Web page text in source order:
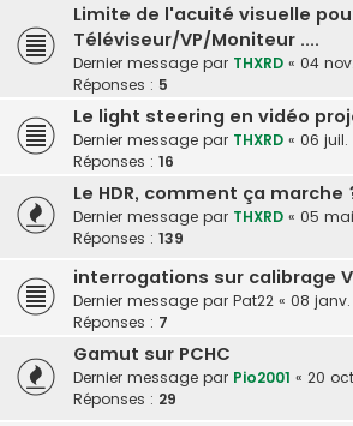
Limite de l'acuité visuelle
Téléviseur/VP/Moniteur ....
Dernier message par THXRD « 04
Réponses : 5
Le light steering en vidéo
Dernier message par THXRD « 06 juil.
Réponses : 16
Le HDR, comment ça marche
Dernier message par THXRD « 05 mai
Réponses : 139
interrogations sur calibrage
Dernier message par Pat22 « 08 janv.
Réponses : 7
Gamut sur PCHC
Dernier message par Pio2001 « 20
Réponses : 29